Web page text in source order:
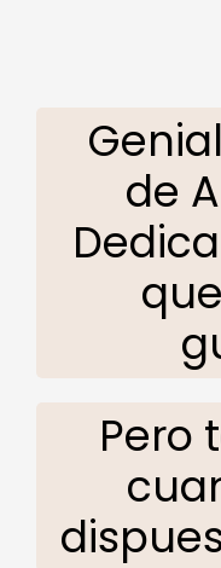
de
Pero